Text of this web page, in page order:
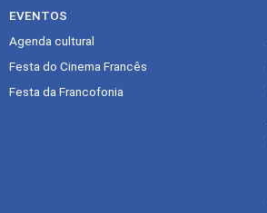
EVENTOS
Agenda cultural
Festa do Cinema Francês
Festa da Francofonia